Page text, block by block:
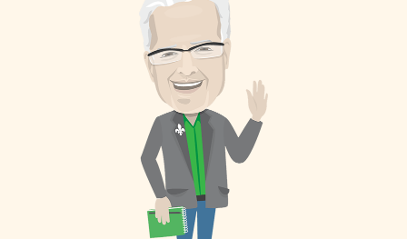
environnement menacé,
communauté et la valorisation
du Nord d’Haïti. Une région
dotée d’un fort potentiel de
récréotouristique», précise un
des membres du bureau de
direction du CTE, Jean-Claude
Magny. Le Cap-Haïtien abrite
les vestiges de l’enceinte du
Fort Magny portant le nom du
général Étienne Magny, héro de
protection de
l’environnement), Exael
Molière à l-express.ca.
COVECIPE est une organisation
sans but lucratif visant à
promouvoir la protection de
l’environnement par
l’éducation civique auprès des
écoles, des églises et des
organismes communautaires,
ainsi qu’à engager tous les
citoyens envers cette cause.
«Les membres de la COVECIPE